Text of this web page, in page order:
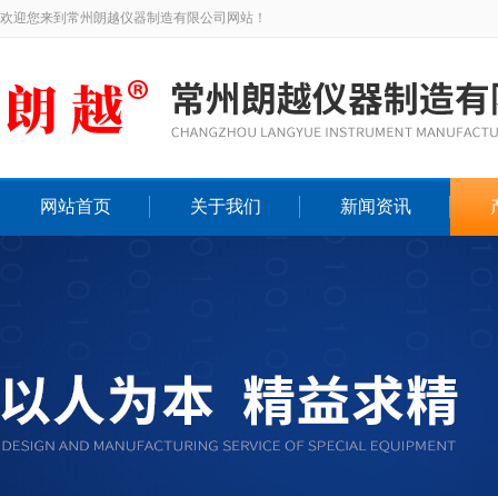
欢迎您来到常州朗越仪器制造有限公司网站！
网站首页 关于我们 新闻资讯